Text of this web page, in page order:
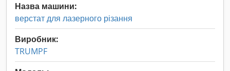
Назва машини:
верстат для лазерного різання
Виробник:
TRUMPF